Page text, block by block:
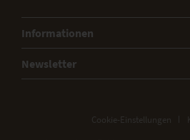
Informationen
Newsletter
Cookie-Einstellungen